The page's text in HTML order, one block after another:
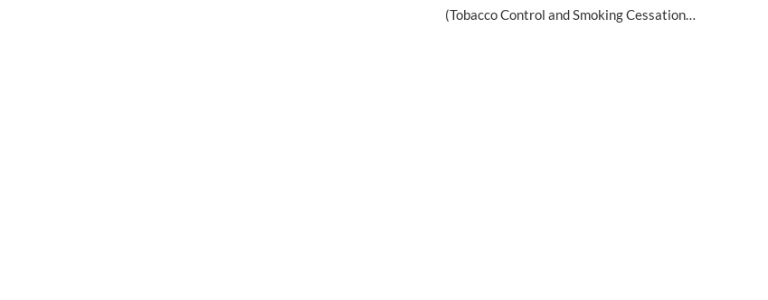
(Tobacco Control and Smoking Cessation…